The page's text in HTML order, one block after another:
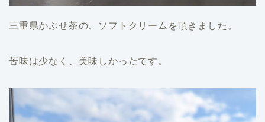
三重県かぶせ茶の、ソフトクリームを頂きました。
苦味は少なく、美味しかったです。